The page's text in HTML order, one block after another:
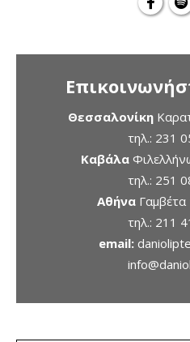
Θεσσαλονίκη
τηλ.: 231
Καβάλα
τηλ.: 251
ΑθήναΓαμβέτα
τηλ.: 211
email: